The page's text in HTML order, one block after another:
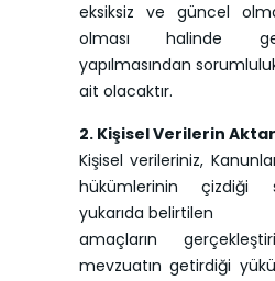
eksiksiz ve güncel
olması halinde
yapılmasından
ait olacaktır.
2. Kişisel Verilerin
Kişisel verileriniz,
hükümlerinin çizdiği
yukarıda belirtilen
amaçların
mevzuatın getirdiği